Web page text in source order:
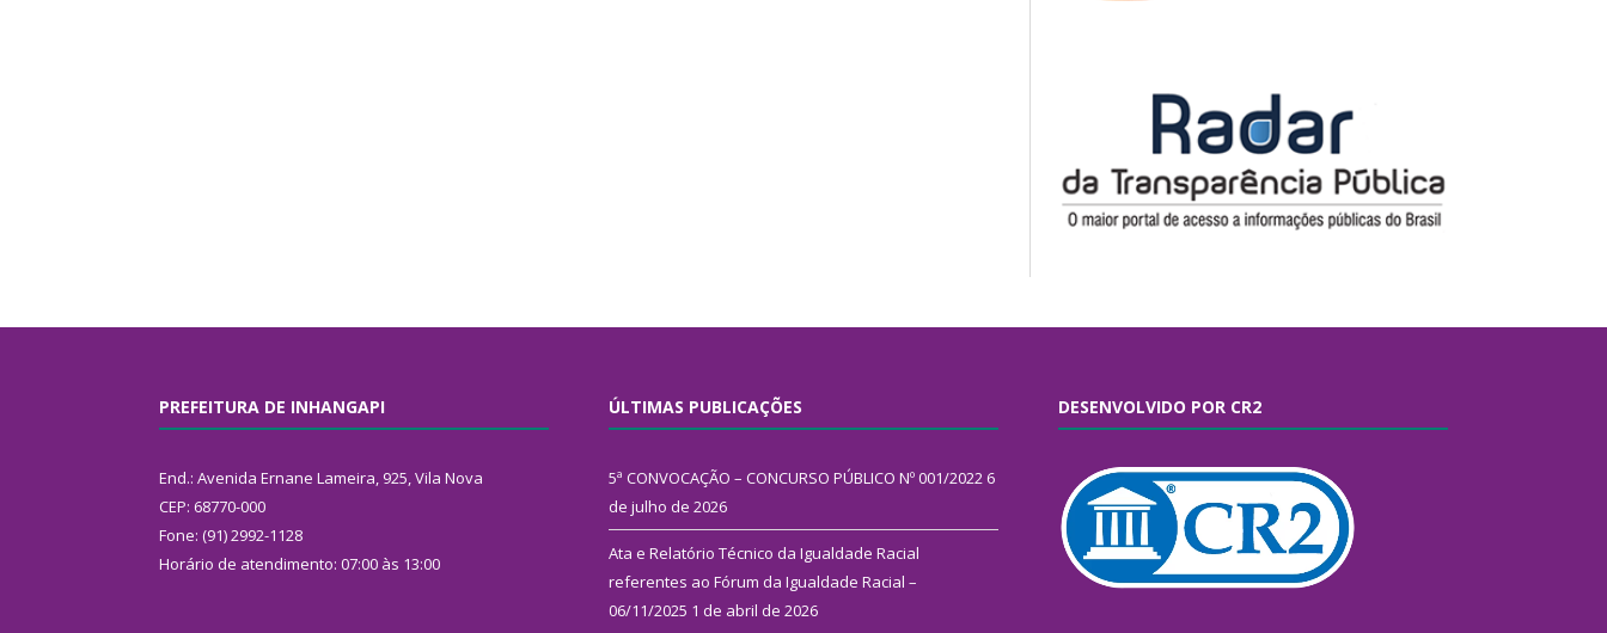
PREFEITURA DE INHANGAPI
End.: Avenida Ernane Lameira, 925, Vila Nova
CEP: 68770-000
Fone: (91) 2992-1128
Horário de atendimento: 07:00 às 13:00
ÚLTIMAS PUBLICAÇÕES
5ª CONVOCAÇÃO – CONCURSO PÚBLICO Nº 001/2022 6
de julho de 2026
Ata e Relatório Técnico da Igualdade Racial
referentes ao Fórum da Igualdade Racial –
06/11/2025 1 de abril de 2026
DESENVOLVIDO POR CR2